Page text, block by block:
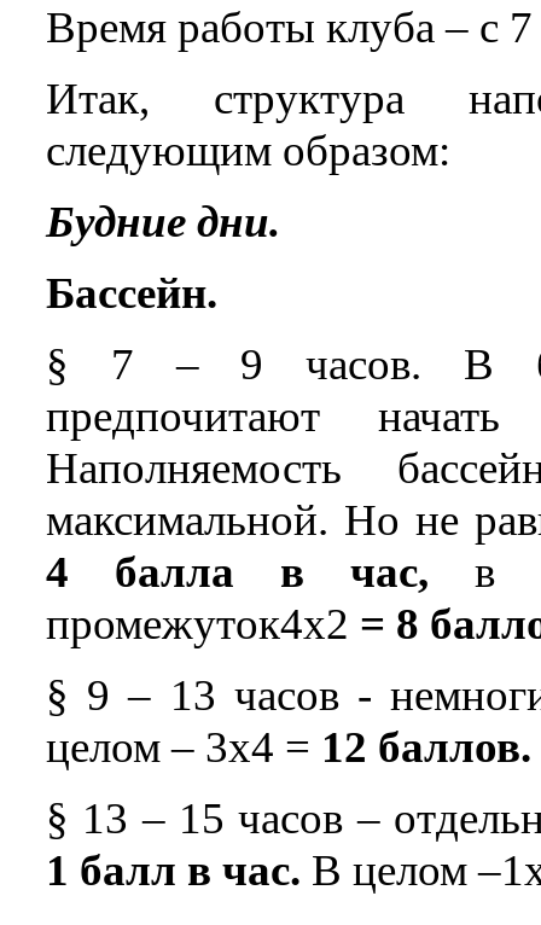
Время работы клуба – с
Итак, структура
следующим образом:
Будние дни.
Бассейн.
§ 7 – 9 часов. В
предпочитают
Наполняемость
максимальной. Но не
4 балла в час, в
промежуток4х2 = 8
§ 9 – 13 часов -
целом – 3х4 = 12 баллов.
§ 13 – 15 часов –
1 балл в час. В целом